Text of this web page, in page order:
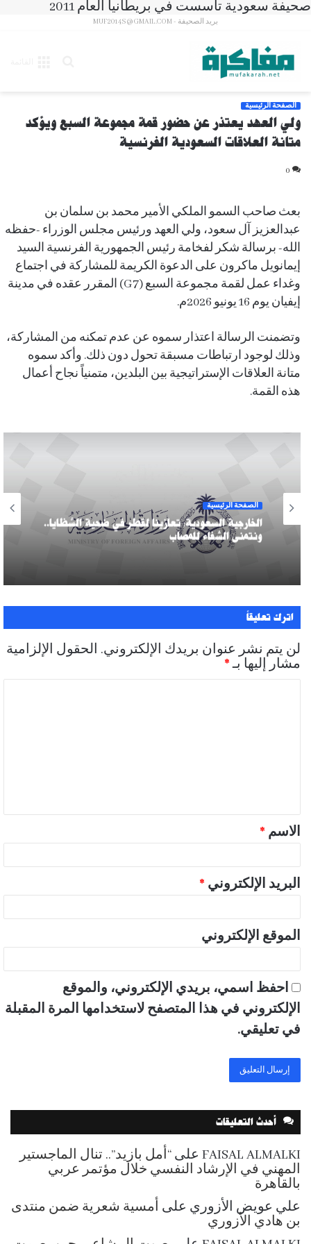
صحيفة سعودية تأسست في بريطانيا العام 2011
بريد الصحيفة - MUF2014S@GMAIL.COM
الصفحة الرئيسية
ولي العهد يعتذر عن حضور قمة مجموعة السبع ويؤكد
متانة العلاقات السعودية الفرنسية
0
بعث صاحب السمو الملكي الأمير محمد بن سلمان بن
عبدالعزيز آل سعود، ولي العهد ورئيس مجلس الوزراء -حفظه
الله- برسالة شكر لفخامة رئيس الجمهورية الفرنسية السيد
إيمانويل ماكرون على الدعوة الكريمة للمشاركة في اجتماع
وغداء عمل لقمة مجموعة السبع (G7) المقرر عقده في مدينة
إيفيان يوم 16 يونيو 2026م.
وتضمنت الرسالة اعتذار سموه عن عدم تمكنه من المشاركة،
وذلك لوجود ارتباطات مسبقة تحول دون ذلك. وأكد سموه
متانة العلاقات الإستراتيجية بين البلدين، متمنياً نجاح أعمال
هذه القمة.
الصفحة الرئيسية
الخارجية السعودية: تعازينا لقطر في ضحية الشظايا..
ونتمنى الشفاء للمصاب
اترك تعليقاً
لن يتم نشر عنوان بريدك الإلكتروني. الحقول الإلزامية
مشار إليها بـ*
ق
*
الاسم *
البريد الإلكتروني *
الموقع الإلكتروني
احفظ اسمي، بريدي الإلكتروني، والموقع
الإلكتروني في هذا المتصفح لاستخدامها المرة المقبلة
في تعليقي.
أحدث التعليقات
FAISAL ALMALKI على “أمل بازيد”.. تنال الماجستير
المهني في الإرشاد النفسي خلال مؤتمر عربي
بالقاهرة
علي عويض الأزوري على أمسية شعرية ضمن منتدى
بن هادي الأزوري